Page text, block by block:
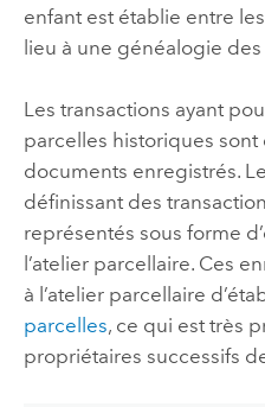
enfant est établie entre
lieu à une généalogie
Les transactions ayant
parcelles historiques sont
documents enregistrés.
définissant des
représentés sous forme
l’atelier parcellaire. Ces
à l’atelier parcellaire
parcelles, ce qui est très
propriétaires successifs